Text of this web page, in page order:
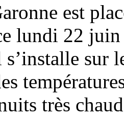
est
lundi 22
sur
très